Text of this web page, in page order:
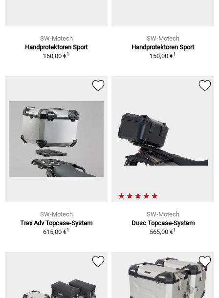
SW-Motech
Handprotektoren Sport
160,00 €1
SW-Motech
Handprotektoren Sport
150,00 €1
SW-Motech
Trax Adv Topcase-System
615,00 €1
SW-Motech
Dusc Topcase-System
565,00 €1